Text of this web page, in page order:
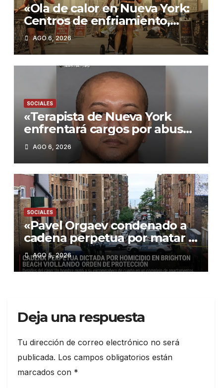
«Ola de calor en Nueva York:
Centros de enfriamiento,
tormentas severas y cómo
protegerse»
AGO 6, 2026
SOCIALES
«Terapista de Nueva York
enfrentará cargos por abuso
sexual a menor: Autoridades
investigan posibles casos
adicionales»
AGO 6, 2026
SOCIALES
«Pavel Orgaev condenado a
cadena perpetua por matar a
su ex roommate en Brooklyn:
Un caso que refleja la
violencia en NYC»
AGO 5, 2026
Deja una respuesta
Tu dirección de correo electrónico no será
publicada. Los campos obligatorios están
marcados con *